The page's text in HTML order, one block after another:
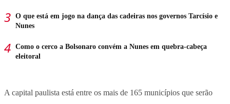
O que está em jogo na dança das cadeiras nos governos Tarcísio e
Nunes
Como o cerco a Bolsonaro convém a Nunes em quebra-cabeça
eleitoral
A capital paulista está entre os mais de 165 municípios que serão